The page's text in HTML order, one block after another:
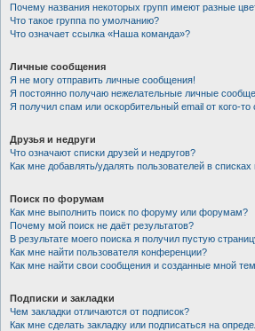
Почему названия некоторых групп имеют разные
Что такое группа по умолчанию?
Что означает ссылка «Наша команда»?
Личные сообщения
Я не могу отправить личные сообщения!
Я постоянно получаю нежелательные личные
Я получил спам или оскорбительный email от кого-то
Друзья и недруги
Что означают списки друзей и недругов?
Как мне добавлять/удалять пользователей в
Поиск по форумам
Как мне выполнить поиск по форуму или форумам?
Почему мой поиск не даёт результатов?
В результате моего поиска я получил пустую
Как мне найти пользователя конференции?
Как мне найти свои сообщения и созданные мной
Подписки и закладки
Чем закладки отличаются от подписок?
Как мне сделать закладку или подписаться на